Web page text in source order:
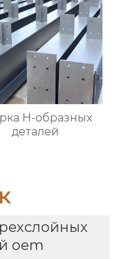
Н-образных
деталей
oem